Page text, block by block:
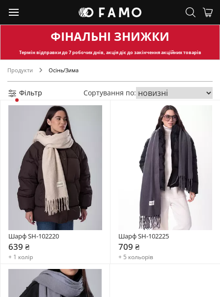
ФІНАЛЬНІ ЗНИЖКИ
Термін відправкидо 7 робочих днів, акція діє до закінчення акційних товарів
Продукти Осінь/Зима
Фільтр Сортування по:
Шарф SH-102220
639 ₴
+ 1 колір
Шарф SH-102225
709 ₴
+ 5 кольорів